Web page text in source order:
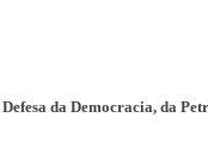
da Democracia, da